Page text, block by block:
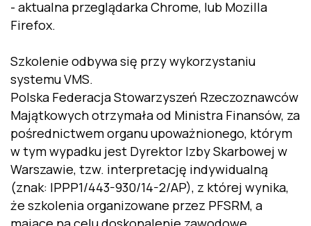
- aktualna przeglądarka Chrome, lub Mozilla
Firefox.
Szkolenie odbywa się przy wykorzystaniu
systemu VMS.
Polska Federacja Stowarzyszeń Rzeczoznawców
Majątkowych otrzymała od Ministra Finansów, za
pośrednictwem organu upoważnionego, którym
w tym wypadku jest Dyrektor Izby Skarbowej w
Warszawie, tzw. interpretację indywidualną
(znak: IPPP1/443-930/14-2/AP), z której wynika,
że szkolenia organizowane przez PFSRM, a